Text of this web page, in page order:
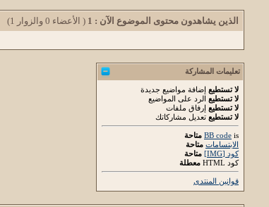
الذين يشاهدون محتوى الموضوع الآن : 1 ( الأعضاء 0 والزوار 1)
تعليمات المشاركة
لا تستطيع إضافة مواضيع جديدة
لا تستطيع الرد على المواضيع
لا تستطيع إرفاق ملفات
لا تستطيع تعديل مشاركاتك
BB code is
متاحة
الابتسامات متاحة
كود [IMG]
متاحة
كود HTML
معطلة
قوانين المنتدى